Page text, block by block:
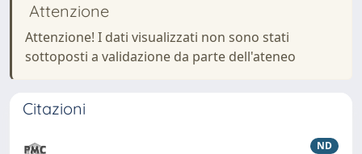
Attenzione
Attenzione! I dati visualizzati non sono stati
sottoposti a validazione da parte dell'ateneo
Citazioni
ND